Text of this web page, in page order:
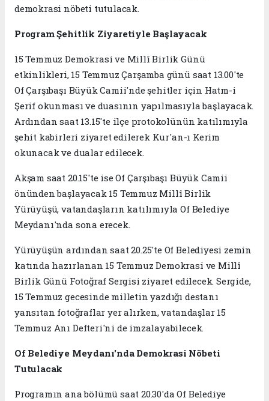
demokrasi nöbeti tutulacak.
Program Şehitlik Ziyaretiyle Başlayacak
15 Temmuz Demokrasi ve Millî Birlik Günü
etkinlikleri, 15 Temmuz Çarşamba günü saat 13.00'te
Of Çarşıbaşı Büyük Camii'nde şehitler için Hatm-i
Şerif okunması ve duasının yapılmasıyla başlayacak.
Ardından saat 13.15'te ilçe protokolünün katılımıyla
şehit kabirleri ziyaret edilerek Kur'an-ı Kerim
okunacak ve dualar edilecek.
Akşam saat 20.15'te ise Of Çarşıbaşı Büyük Camii
önünden başlayacak 15 Temmuz Millî Birlik
Yürüyüşü, vatandaşların katılımıyla Of Belediye
Meydanı'nda sona erecek.
Yürüyüşün ardından saat 20.25'te Of Belediyesi zemin
katında hazırlanan 15 Temmuz Demokrasi ve Millî
Birlik Günü Fotoğraf Sergisi ziyaret edilecek. Sergide,
15 Temmuz gecesinde milletin yazdığı destanı
yansıtan fotoğraflar yer alırken, vatandaşlar 15
Temmuz Anı Defteri'ni de imzalayabilecek.
Of Belediye Meydanı'nda Demokrasi Nöbeti
Tutulacak
Programın ana bölümü saat 20.30'da Of Belediye